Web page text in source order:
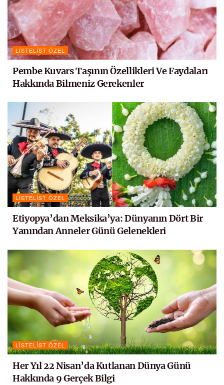
LISTELIST ÖZEL
Pembe Kuvars Taşının Özellikleri Ve Faydaları
Hakkında Bilmeniz Gerekenler
LISTELIST ÖZEL
Etiyopya’dan Meksika’ya: Dünyanın Dört Bir
Yanından Anneler Günü Gelenekleri
LISTELIST ÖZEL
Her Yıl 22 Nisan’da Kutlanan Dünya Günü
Hakkında 9 Gerçek Bilgi